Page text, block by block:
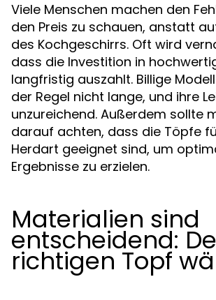
Viele Menschen machen den
den Preis zu schauen, anstatt
des Kochgeschirrs. Oft wird
dass die Investition in
langfristig auszahlt. Billige
der Regel nicht lange, und ihre
unzureichend. Außerdem sollte
darauf achten, dass die Töpfe
Herdart geeignet sind, um
Ergebnisse zu erzielen.
Materialien sind
entscheidend:
richtigen Topf